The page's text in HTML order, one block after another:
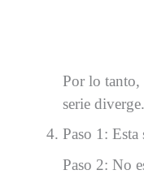
Por lo tanto,
serie diverge.
Paso 1: Esta
Paso 2: No